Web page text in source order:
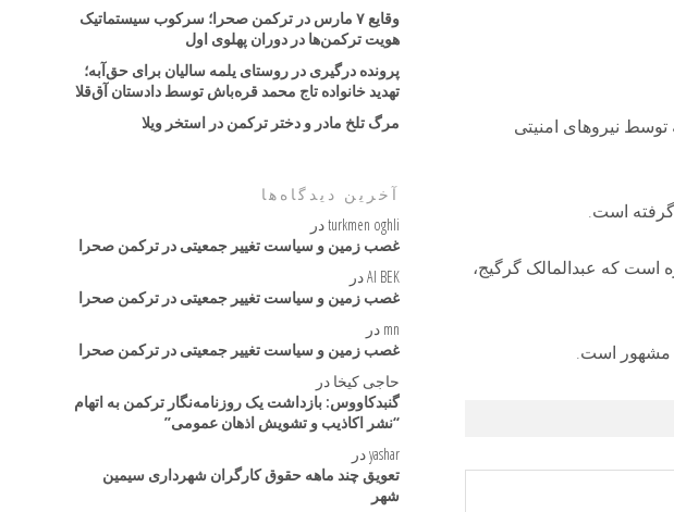
نیروهای امنیتی
است.
است که عبدالمالک گرگیج،
مشهور است.
وقایع ۷ مارس در ترکمن صحرا؛ سرکوب سیستماتیک
هویت ترکمن‌ها در دوران پهلوی اول
پرونده درگیری در روستای یلمه سالیان برای حق‌آبه؛
تهدید خانواده تاج محمد قره‌باش توسط دادستان آق‌قلا
مرگ تلخ مادر و دختر ترکمن در استخر ویلا
آخرین دیدگاه‌ها
turkmen oghliدر
غصب زمین و سیاست تغییر جمعیتی در ترکمن صحرا
AI BEKدر
غصب زمین و سیاست تغییر جمعیتی در ترکمن صحرا
mn در
غصب زمین و سیاست تغییر جمعیتی در ترکمن صحرا
حاجی کیخا در
گنبدکاووس: بازداشت یک روزنامه‌نگار ترکمن به اتهام
“نشر اکاذیب و تشویش اذهان عمومی”
yasharدر
تعویق چند ماهه حقوق کارگران شهرداری سیمین
شهر